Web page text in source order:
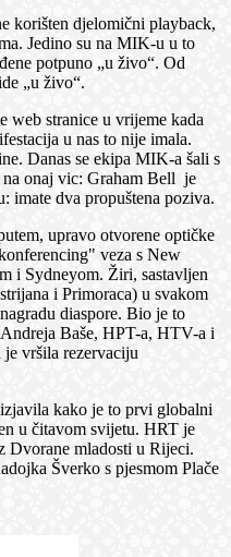
korišten djelomični playback,
Jedino su na MIK-u u to
potpuno „u živo“. Od
„u živo“.
stranice u vrijeme kada
u nas to nije imala.
Danas se ekipa MIK-a šali s
onaj vic: Graham Bell je
imate dva propuštena poziva.
upravo otvorene optičke
veza s New
i Sydneyom. Žiri, sastavljen
i Primoraca) u svakom
diaspore. Bio je to
Baše, HPT-a, HTV-a i
vršila rezervaciju
kako je to prvi globalni
u čitavom svijetu. HRT je
Dvorane mladosti u Rijeci.
Šverko s pjesmom Plače